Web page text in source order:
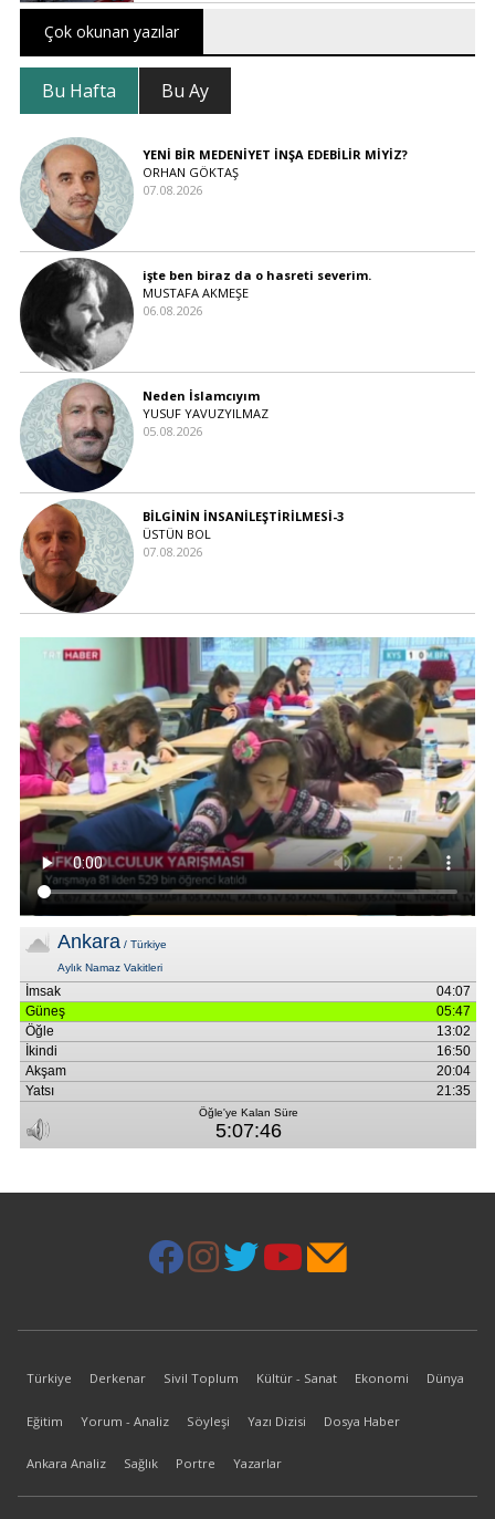
Çok okunan yazılar
Bu Hafta Bu Ay
YENİ BİR MEDENİYET İNŞA EDEBİLİR MİYİZ?
ORHAN GÖKTAŞ
07.08.2026
işte ben biraz da o hasreti severim.
MUSTAFA AKMEŞE
06.08.2026
Neden İslamcıyım
YUSUF YAVUZYILMAZ
05.08.2026
BİLGİNİN İNSANİLEŞTİRİLMESİ-3
ÜSTÜN BOL
07.08.2026
Türkiye Derkenar Sivil Toplum Kültür - Sanat Ekonomi Dünya
Eğitim Yorum - Analiz Söyleşi Yazı Dizisi Dosya Haber
Ankara Analiz Sağlık Portre Yazarlar